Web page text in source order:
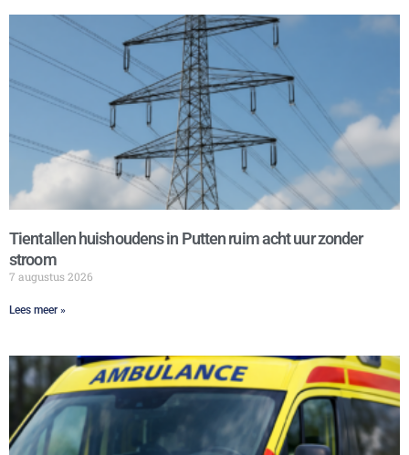
Tientallen huishoudens in Putten ruim acht uur zonder
stroom
7 augustus 2026
Lees meer »